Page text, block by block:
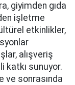
giyimden gıda
işletme
etkinlikler,
alışveriş
katkı sunuyor.
ve sonrasında